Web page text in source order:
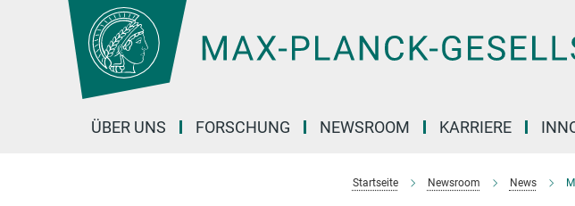
Hauptinhalt
ÜBER UNS FORSCHUNG NEWSROOM KARRIERE
Startseite Newsroom News